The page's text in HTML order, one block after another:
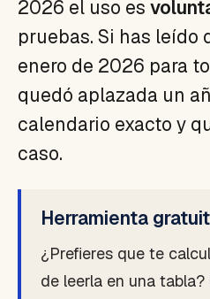
2026 el uso es
pruebas. Si has leído
enero de 2026 para
quedó aplazada un
calendario exacto y
caso.
Herramienta
¿Prefieres que te
de leerla en una tabla?